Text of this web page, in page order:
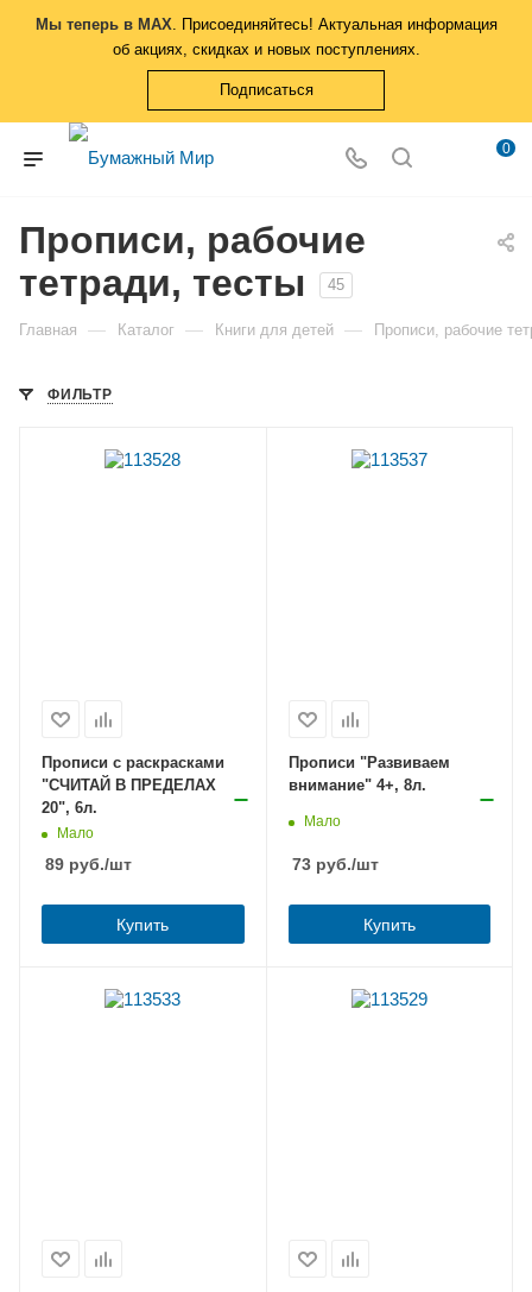
Мы теперь в MAX. Присоединяйтесь! Актуальная информация
об акциях, скидках и новых поступлениях.
Подписаться
0
Прописи, рабочие
тетради, тесты
45
Главная — Каталог — Книги для детей — Прописи, рабочие
ФИЛЬТР
Прописи с раскрасками
"СЧИТАЙ В ПРЕДЕЛАХ
20", 6л.
Мало
89 руб./шт
Купить
Прописи "Развиваем
внимание" 4+, 8л.
Мало
73руб./шт
Купить